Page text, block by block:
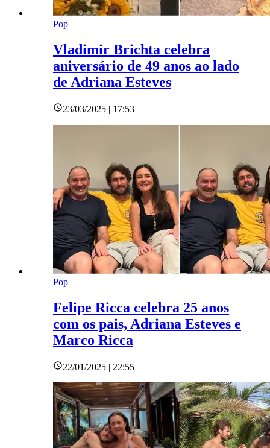
Pop
Vladimir Brichta celebra
aniversário de 49 anos ao lado
de Adriana Esteves
23/03/2025 | 17:53
Pop
Felipe Ricca celebra 25 anos
com os pais, Adriana Esteves e
Marco Ricca
22/01/2025 | 22:55